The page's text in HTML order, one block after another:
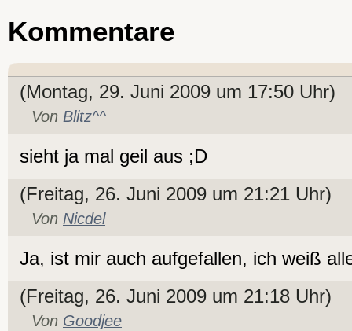
Kommentare
(Montag, 29. Juni 2009 um 17:50 Uhr)
Von Blitz^^
sieht ja mal geil aus ;D
(Freitag, 26. Juni 2009 um 21:21 Uhr)
Von Nicdel
Ja, ist mir auch aufgefallen, ich weiß
(Freitag, 26. Juni 2009 um 21:18 Uhr)
Von Goodjee